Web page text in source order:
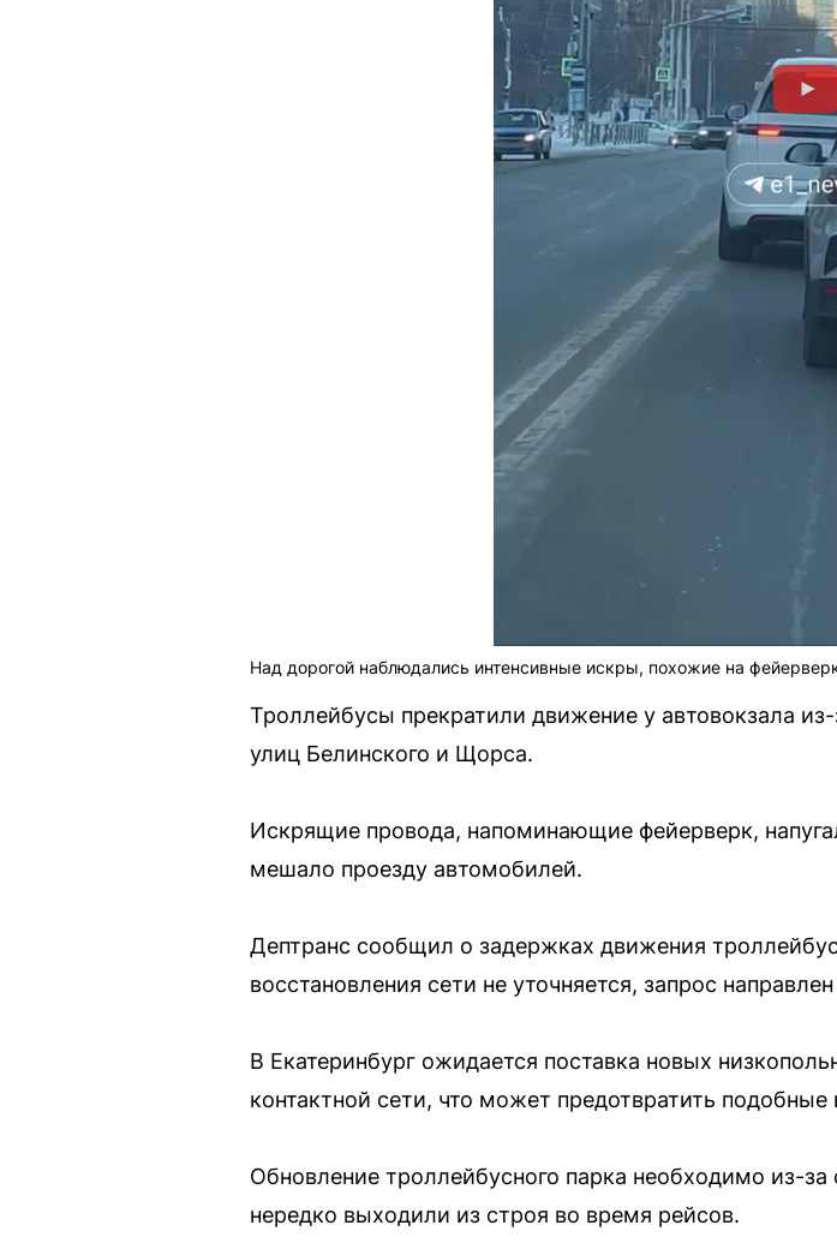
Над дорогой наблюдались интенсивные искры, похожие на
Троллейбусы прекратили движение у автовокзала
улиц Белинского и Щорса.
Искрящие провода, напоминающие фейерверк,
мешало проезду автомобилей.
Дептранс сообщил о задержках движения
восстановления сети не уточняется, запрос
В Екатеринбург ожидается поставка новых
контактной сети, что может предотвратить подобные
Обновление троллейбусного парка необходимо из-
нередко выходили из строя во время рейсов.